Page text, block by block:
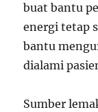
buat bantu
energi tetap
bantu
dialami
Sumber